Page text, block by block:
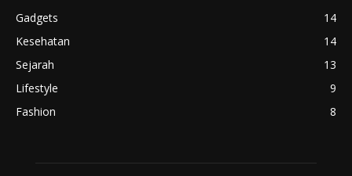
Gadgets
14
Kesehatan
14
Sejarah
13
Lifestyle
9
Fashion
8